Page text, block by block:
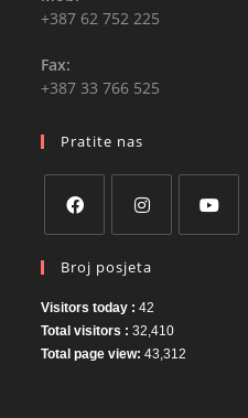
+387 62 752 225
Fax:
+387 33 766 525
Pratite nas
Broj posjeta
Visitors today :42
Total visitors :32,410
Total page view:43,312